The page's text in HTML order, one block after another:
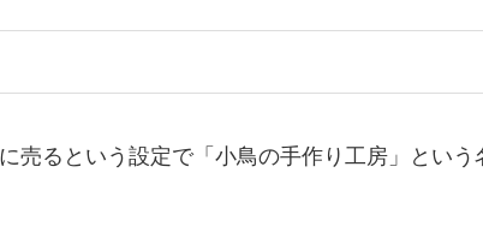
売るという設定で「小鳥の手作り工房」という